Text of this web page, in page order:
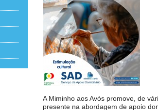
A Miminho aos Avós promove, de
presente na abordagem de apoio